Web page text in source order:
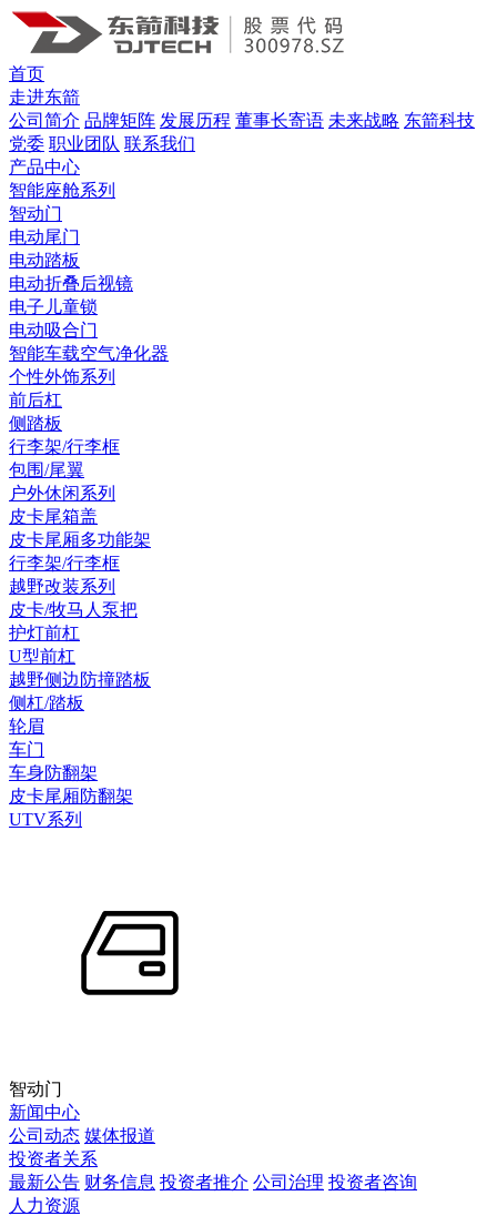
首页
走进东箭
公司简介 品牌矩阵 发展历程 董事长寄语 未来战略 东箭科技
党委 职业团队 联系我们
产品中心
智能座舱系列
智动门
电动尾门
电动踏板
电动折叠后视镜
电子儿童锁
电动吸合门
智能车载空气净化器
个性外饰系列
前后杠
侧踏板
行李架/行李框
包围/尾翼
户外休闲系列
皮卡尾箱盖
皮卡尾厢多功能架
行李架/行李框
越野改装系列
皮卡/牧马人泵把
护灯前杠
U型前杠
越野侧边防撞踏板
侧杠/踏板
轮眉
车门
车身防翻架
皮卡尾厢防翻架
UTV系列
智动门
新闻中心
公司动态 媒体报道
投资者关系
最新公告 财务信息 投资者推介 公司治理 投资者咨询
人力资源